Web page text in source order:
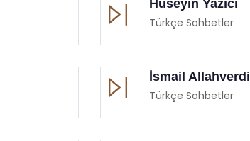
Hüseyin Yazıcı
Türkçe Sohbetler
İsmail Allahverdi
Türkçe Sohbetler